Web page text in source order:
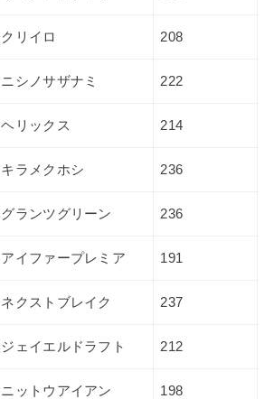
クリイロ 208
ニシノサザナミ 222
ヘリックス 214
キラメクホシ 236
グランツグリーン 236
アイファープレミア 191
ネクストブレイク 237
ジェイエルドラフト 212
ニットウアイアン 198